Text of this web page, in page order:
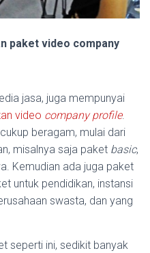
paket video company
jasa, juga mempunyai
video company profile.
beragam, mulai dari
misalnya saja paket basic,
Kemudian ada juga paket
untuk pendidikan, instansi
swasta, dan yang
seperti ini, sedikit banyak